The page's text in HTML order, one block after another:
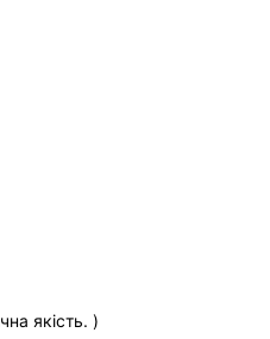
якість. )